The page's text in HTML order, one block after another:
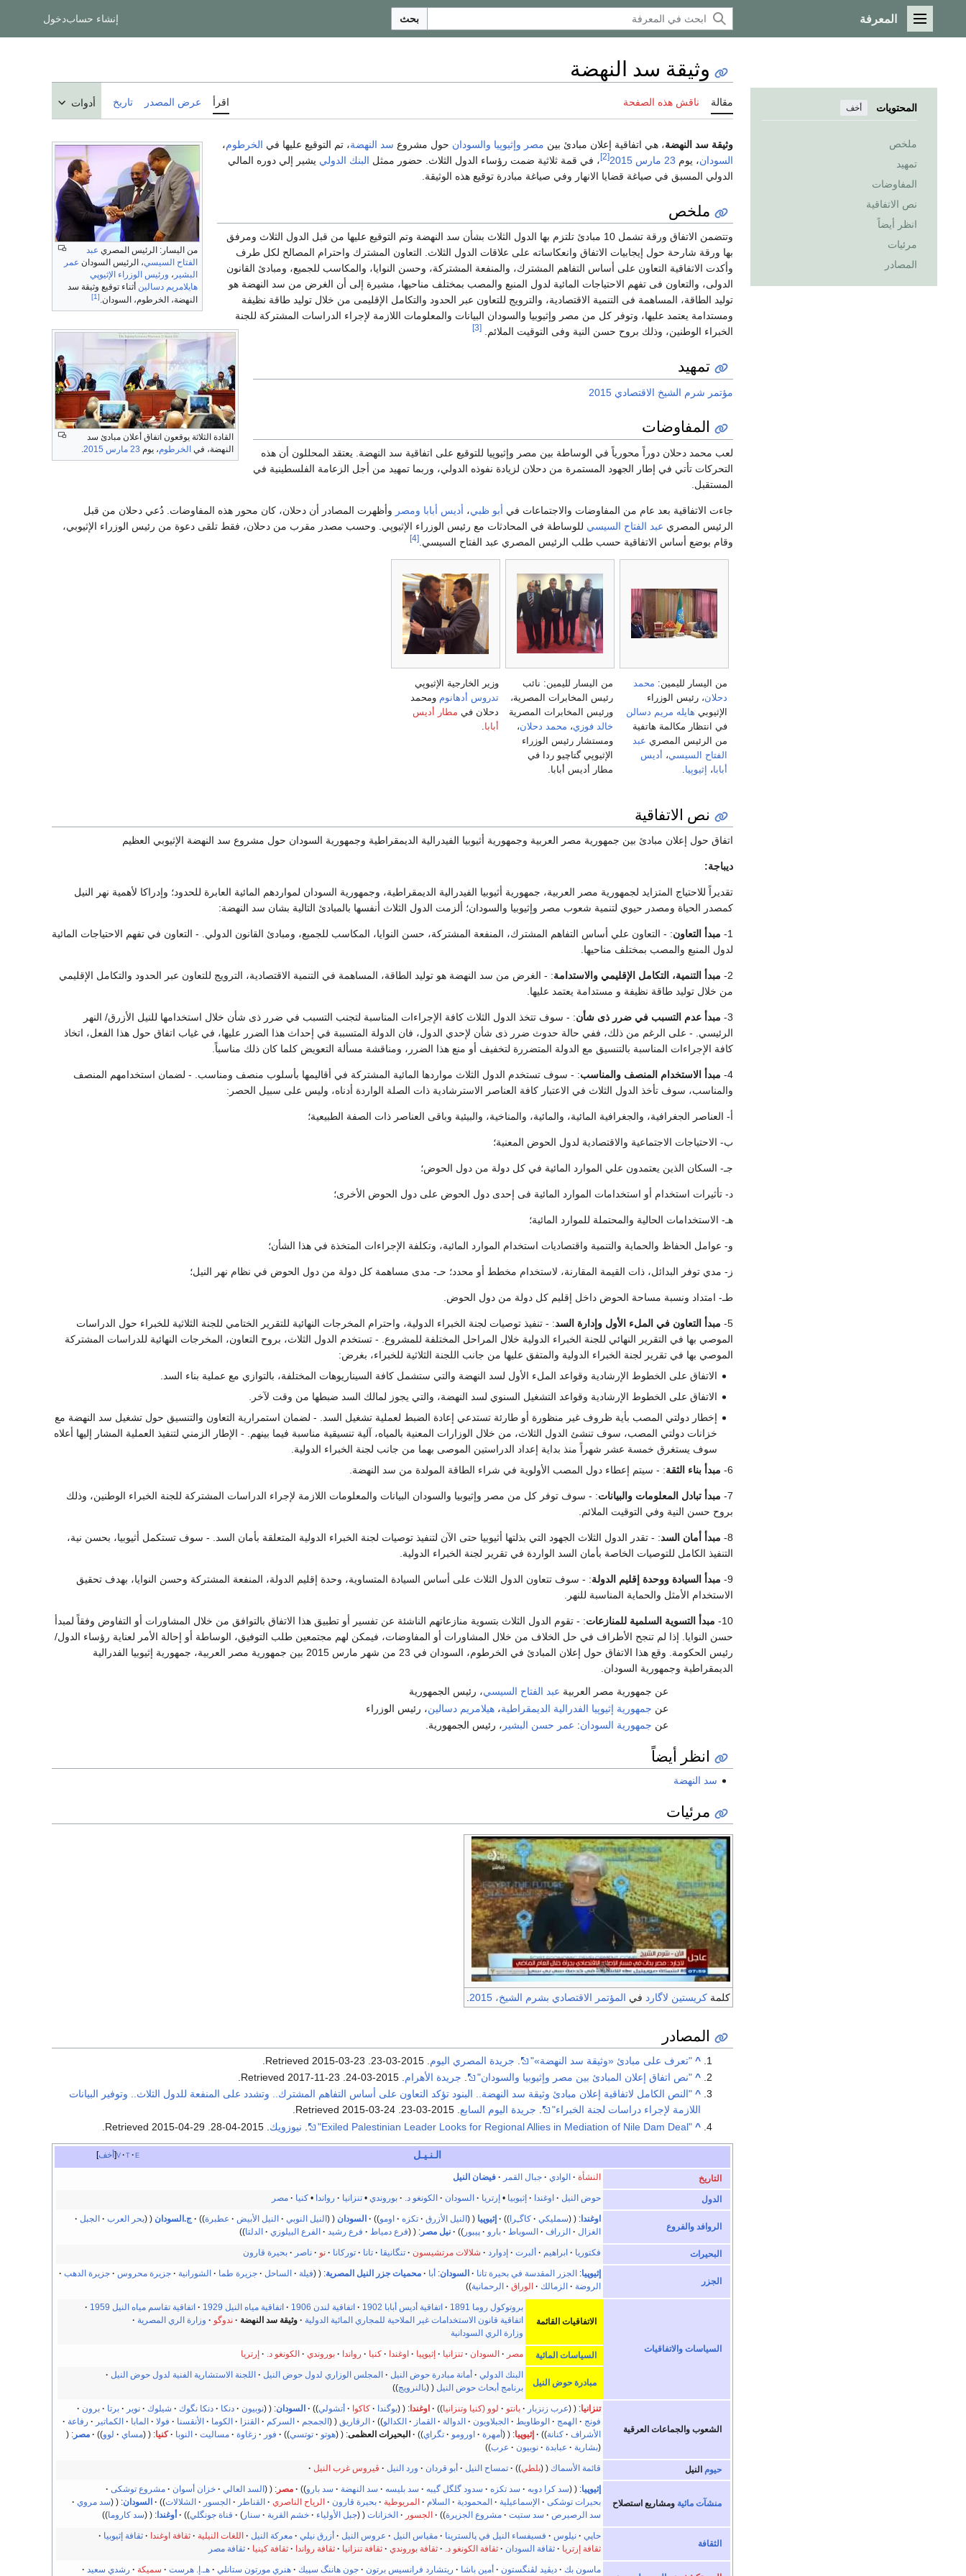
القائمة الرئيسية
المعرفة بحث إنشاء حسابدخول
المحتويات أخف
ملخص
تمهيد
المفاوضات
نص الاتفاقية
انظر أيضاً
مرئيات
المصادر
وثيقة سد النهضة
مقالة ناقش هذه الصفحة اقرأ عرض المصدر تاريخ أدوات
من اليسار: الرئيس المصري عبد
الفتاح السيسي، الرئيس السودان عمر
البشير ، ورئيس الوزراء الإثيوپي
هايلامريم دسالين أثناء توقيع وثيقة سد
النهضة، الخرطوم، السودان.[1]
وثيقة سد النهضة، هي اتفاقية إعلان مبادئ بين مصر وإثيوپيا والسودان حول مشروع سد النهضة، تم التوقيع عليها في الخرطوم،
السودان، يوم 23 مارس 2015
[2] ، في قمة ثلاثية ضمت رؤساء الدول الثلاث. حضور ممثل البنك الدولي يشير إلي دوره المالي
الدولي المسبق في صياغة قضايا الانهار وفي صياغة مبادرة توقيع هذه الوثيقة.
ملخص
القادة الثلاثة يوقعون اتفاق أعلان مبادئ سد
النهضة، في الخرطوم، يوم 23 مارس 2015
.
وتتضمن الاتفاق ورقة تشمل 10 مبادئ تلتزم بها الدول الثلاث بشأن سد النهضة وتم التوقيع عليها من قبل الدول الثلاث ومرفق
بها ورقة شارحة حول إيجابيات الاتفاق وانعكاساته على علاقات الدول الثلاث. التعاون المشترك واحترام المصالح لكل طرف
وأكدت الاتفاقية التعاون على أساس التفاهم المشترك، والمنفعة المشتركة، وحسن النوايا، والمكاسب للجميع، ومبادئ القانون
الدولى، والتعاون فى تفهم الاحتياجات المائية لدول المنبع والمصب بمختلف مناحيها، مشيرة إلى أن الغرض من سد النهضة هو
توليد الطاقة، المساهمة فى التنمية الاقتصادية، والترويج للتعاون عبر الحدود والتكامل الإقليمى من خلال توليد طاقة نظيفة
ومستدامة يعتمد عليها، وتوفر كل من مصر وإثيوبيا والسودان البيانات والمعلومات اللازمة لإجراء الدراسات المشتركة للجنة
الخبراء الوطنين، وذلك بروح حسن النية وفى التوقيت الملائم. [3]
تمهيد
مؤتمر شرم الشيخ الاقتصادي 2015
المفاوضات
لعب محمد دحلان دوراً محورياً في الوساطة بين مصر وإثيوپيا للتوقيع على اتفاقية سد النهضة. يعتقد المحللون أن هذه
التحركات تأتي في إطار الجهود المستمرة من دحلان لزيادة نفوذه الدولي، وربما تمهيد من أجل الزعامة الفلسطينية في
المستقبل.
جاءت الاتفاقية بعد عام من المفاوضات والاجتماعات في أبو ظبي، أديس أبابا ومصر وأظهرت المصادر أن دحلان، كان محور هذه المفاوضات. دُعي دحلان من قبل
الرئيس المصري عبد الفتاح السيسي للوساطة في المحادثات مع رئيس الوزراء الإثيوپي. وحسب مصدر مقرب من دحلان، فقط تلقى دعوة من رئيس الوزراء الإثيوبي،
وقام بوضع أساس الاتفاقية حسب طلب الرئيس المصري عبد الفتاح السيسي. [4]
من اليسار لليمين: محمد
دحلان، رئيس الوزراء
الإثيوبي هايله مريم دسالن
في انتظار مكالمة هاتفية
من الرئيس المصري عبد
الفتاح السيسي، أديس
أبابا، إثيوپيا
من اليسار لليمين: نائب
رئيس المخابرات المصرية،
ورئيس المخابرات المصرية
خالد فوزي، محمد دحلان،
ومستشار رئيس الوزراء
الإثيوپي گتاچيو ردا في
مطار أديس أبابا.
وزير الخارجية الإثيوپي
تدروس أدهانوم ومحمد
دحلان في مطار أديس
أبابا
نص الاتفاقية
اتفاق حول إعلان مبادئ بين جمهورية مصر العربية وجمهورية أثيوبيا الفيدرالية الديمقراطية وجمهورية السودان حول مشروع سد النهضة الإثيوبي العظيم
ديباجة:
تقديراً للاحتياج المتزايد لجمهورية مصر العربية، جمهورية أثيوبيا الفيدرالية الديمقراطية، وجمهورية السودان لمواردهم المائية العابرة للحدود؛ وإدراكا لأهمية نهر النيل
كمصدر الحياة ومصدر حيوي لتنمية شعوب مصر وإثيوبيا والسودان؛ ألزمت الدول الثلاث أنفسها بالمبادئ التالية بشان سد النهضة:
1- مبدأ التعاون: - التعاون علي أساس التفاهم المشترك، المنفعة المشتركة، حسن النوايا، المكاسب للجميع، ومبادئ القانون الدولي. - التعاون في تفهم الاحتياجات المائية
لدول المنبع والمصب بمختلف مناحيها.
2- مبدأ التنمية، التكامل الإقليمي والاستدامة: - الغرض من سد النهضة هو توليد الطاقة، المساهمة في التنمية الاقتصادية، الترويج للتعاون عبر الحدود والتكامل الإقليمي
من خلال توليد طاقة نظيفة و مستدامة يعتمد عليها.
3- مبدأ عدم التسبب في ضرر ذى شأن: - سوف تتخذ الدول الثلاث كافة الإجراءات المناسبة لتجنب التسبب في ضرر ذى شأن خلال استخدامها للنيل الأزرق/ النهر
الرئيسي. - على الرغم من ذلك، ففي حالة حدوث ضرر ذى شأن لإحدي الدول، فان الدولة المتسببة في إحداث هذا الضرر عليها، في غياب اتفاق حول هذا الفعل، اتخاذ
كافة الإجراءات المناسبة بالتنسيق مع الدولة المتضررة لتخفيف أو منع هذا الضرر، ومناقشة مسألة التعويض كلما كان ذلك مناسباً.
4- مبدأ الاستخدام المنصف والمناسب: - سوف تستخدم الدول الثلاث مواردها المائية المشتركة في أقاليمها بأسلوب منصف ومناسب. - لضمان استخدامهم المنصف
والمناسب، سوف تأخذ الدول الثلاث في الاعتبار كافة العناصر الاسترشادية ذات الصلة الواردة أدناه، وليس على سبيل الحصر:
أ- العناصر الجغرافية، والجغرافية المائية، والمائية، والمناخية، والبيئية وباقى العناصر ذات الصفة الطبيعية؛
ب- الاحتياجات الاجتماعية والاقتصادية لدول الحوض المعنية؛
جـ- السكان الذين يعتمدون علي الموارد المائية في كل دولة من دول الحوض؛
د- تأثيرات استخدام أو استخدامات الموارد المائية فى إحدى دول الحوض على دول الحوض الأخرى؛
هـ- الاستخدامات الحالية والمحتملة للموارد المائية؛
و- عوامل الحفاظ والحماية والتنمية واقتصاديات استخدام الموارد المائية، وتكلفة الإجراءات المتخذة في هذا الشأن؛
ز- مدي توفر البدائل، ذات القيمة المقارنة، لاستخدام مخطط أو محدد؛ حـ- مدى مساهمة كل دولة من دول الحوض في نظام نهر النيل؛
طـ- امتداد ونسبة مساحة الحوض داخل إقليم كل دولة من دول الحوض.
5- مبدأ التعاون في الملء الأول وإدارة السد: - تنفيذ توصيات لجنة الخبراء الدولية، واحترام المخرجات النهائية للتقرير الختامي للجنة الثلاثية للخبراء حول الدراسات
الموصي بها في التقرير النهائي للجنة الخبراء الدولية خلال المراحل المختلفة للمشروع. - تستخدم الدول الثلاث، بروح التعاون، المخرجات النهائية للدراسات المشتركة
الموصي بها في تقرير لجنة الخبراء الدولية والمتفق عليها من جانب اللجنة الثلاثية للخبراء، بغرض:
الاتفاق على الخطوط الإرشادية وقواعد الملء الأول لسد النهضة والتي ستشمل كافة السيناريوهات المختلفة، بالتوازي مع عملية بناء السد.
الاتفاق على الخطوط الإرشادية وقواعد التشغيل السنوي لسد النهضة، والتي يجوز لمالك السد ضبطها من وقت لآخر.
إخطار دولتي المصب بأية ظروف غير منظورة أو طارئة تستدعي إعادة الضبط لعملية تشغيل السد. - لضمان استمرارية التعاون والتنسيق حول تشغيل سد النهضة مع
خزانات دولتي المصب، سوف تنشئ الدول الثلاث، من خلال الوزارات المعنية بالمياه، آلية تنسيقية مناسبة فيما بينهم. - الإطار الزمني لتنفيذ العملية المشار إليها أعلاه
سوف يستغرق خمسة عشر شهراً منذ بداية إعداد الدراستين الموصى بهما من جانب لجنة الخبراء الدولية.
6-
مبدأ بناء الثقة: - سيتم إعطاء دول المصب الأولوية في شراء الطاقة المولدة من سد النهضة.
7- مبدأ تبادل المعلومات والبيانات: - سوف توفر كل من مصر وإثيوبيا والسودان البيانات والمعلومات اللازمة لإجراء الدراسات المشتركة للجنة الخبراء الوطنين، وذلك
بروح حسن النية وفي التوقيت الملائم.
8- مبدأ أمان السد: - تقدر الدول الثلاث الجهود التي بذلتها أثيوبيا حتى الآن لتنفيذ توصيات لجنة الخبراء الدولية المتعلقة بأمان السد. - سوف تستكمل أثيوبيا، بحسن نية،
التنفيذ الكامل للتوصيات الخاصة بأمان السد الواردة في تقرير لجنة الخبراء الدولية.
9- مبدأ السيادة ووحدة إقليم الدولة: - سوف تتعاون الدول الثلاث على أساس السيادة المتساوية، وحدة إقليم الدولة، المنفعة المشتركة وحسن النوايا، بهدف تحقيق
الاستخدام الأمثل والحماية المناسبة للنهر.
10- مبدأ التسوية السلمية للمنازعات: - تقوم الدول الثلاث بتسوية منازعاتهم الناشئة عن تفسير أو تطبيق هذا الاتفاق بالتوافق من خلال المشاورات أو التفاوض وفقاً لمبدأ
حسن النوايا. إذا لم تنجح الأطراف في حل الخلاف من خلال المشاورات أو المفاوضات، فيمكن لهم مجتمعين طلب التوفيق، الوساطة أو إحالة الأمر لعناية رؤساء الدول/
رئيس الحكومة. وقع هذا الاتفاق حول إعلان المبادئ في الخرطوم، السودان في 23 من شهر مارس 2015 بين جمهورية مصر العربية، جمهورية إثيوبيا الفدرالية
الديمقراطية وجمهورية السودان.
عن جمهورية مصر العربية عبد الفتاح السيسي، رئيس الجمهورية
عن جمهورية إثيوپيا الفدرالية الديمقراطية، هيلامريم دسالين، رئيس الوزراء
عن جمهورية السودان: عمر حسن البشير ، رئيس الجمهورية.
انظر أيضاً
سد النهضة
مرئيات
كلمة كريستين لاگاردفي المؤتمر الاقتصادي بشرم الشيخ، 2015 .
المصادر
^ "تعرف على مبادئ «وثيقة سد النهضة»" جريدة المصري اليوم 2015-03-23
^ "نص اتفاق إعلان المبادئ بين مصر وإثيوبيا والسودان" جريدة الأهرام 2017-11-23
^ "النص الكامل لاتفاقية إعلان مبادئ وثيقة سد النهضة.. البنود تؤكد التعاون على أساس التفاهم المشترك.. وتشدد على المنفعة للدول الثلاث.. وتوفير البيانات
اللازمة لإجراء دراسات لجنة الخبراء"
. جريدة اليوم السابع. 2015-03-23
. Retrieved
2015-03-24
.
^
"Exiled Palestinian Leader Looks for Regional Allies in Mediation of Nile Dam Deal" نيوزويك 2015-04-29
أخف v t e الـنـيـل
التاريخ النشأة الوادي جبال القمر فيضان النيل
الدول حوض النيل اوغندا إثيوبيا •إرتريا السودان الكونغو د. بوروندي •تنزانيا رواندا •كنيا مصر
الروافد والفروع
اوغندا: سمليكي كاگـِرا إثيوپيا النيل الأزرق تكزه اومو السودان النيل النوبي النيل الأبيض عطبرة ج.السودان بحر العرب
الجبل
الغزال
الزراف السوباط بارو پيبور نيل مصر: فرع دمياط فرع رشيد الفرع البيلوزي الدلتا
البحيرات فكتوريا ابراهيم ألبرت إدوارد شلالات مرتشيسون تنگانيقا تانا توركانا نو ناصر بحيرة قارون
الجزر
إثيوپيا:الجزر المقدسة في بحيرة تانا السودان:أبا محميات جزر النيل المصرية: فيلة الساحل جزيرة طما الشورانية جزيرة محروس
جزيرة الدهب
الروضة
الزمالك الوراق الرحمانية
السياسات والاتفاقيات
الاتفاقيات القائمة
بروتوكول روما 1891 اتفاقية أديس أبابا 1902 اتفاقية لندن 1906 اتفاقية مياه النيل 1929
اتفاقية تقاسم مياه النيل 1959
اتفاقية قانون الاستخدامات غير الملاحية للمجاري المائية الدولية
وثيقة سد النهضة ندوگو
وزارة الري المصرية
وزارة الري السودانية
السياسات المائية مصر السودان تنزانيا إثيوپيا اوغندا كنيا رواندا بوروندي الكونغو د. إرتريا
مبادرة حوض النيل
البنك الدولي أمانة مبادرة حوض النيل المجلس الوزاري لدول حوض النيل
اللجنة الاستشارية الفنية لدول حوض النيل
برنامج أبحاث حوض النيل
بالنرويج
الشعوب و الجماعات العرقية
تنزانيا: عرب زنزبار بانتو لوو (كنيا وتنزانيا اوغندا: بوگندا كاكوا أتشولي السودان: نوبيون دنكا دنكا نگوك شيلوك نوير برتا
برون
فونج
الهمج الوطاويط الجبلاويون الدوالة القماز الكدالو الرقاريق الجمجم السركم القنزا الكوما الأنقسنا فولا المابا الكماتير
رفاعة
الأشراف
كنانة إثيوپيا: أمهرة اورومو تگراي البحيرات العظمى: هوتو توتسي فور زغاوة مساليت النوبا كنيا: مساي لوو مصر:
بشارية
عبابدة نوبيون عرب
حيوم النيل قائمة الأسماك بلطي تمساح النيل أبو قردان ورد النيل ڤيروس غرب النيل
منشآت مائية ومشاريع استصلاح
إثيوپيا: سد كرا دوبه سد تكزه سدود گلگل گيبه سد بليسه سد النهضة سد بارو مصر: السد العالي خزان أسوان
مشروع توشكى
بحيرات توشكى
الإسماعيلية المحمودية السلام المريوطية بحيرة قارون الرياح الناصري القناطر الجسور الشلالات السودان:
سد مروي
سد الرصيرص
سد ستيت مشروع الجزيرة الجسور الخزانات جبل الأولياء خشم القربة سنار) قناة جونگلي أوغندا: سد كاروما
الثقافة
حاپي نيلوس فسيفساء النيل في پالسترينا مقياس النيل عروس النيل أزرق نيلي معركة النيل اللغات النيلية ثقافة اوغندا
ثقافة إثيوبيا
ثقافة إرتريا
ثقافة السودان ثقافة الكونغو د. ثقافة بوروندي ثقافة تنزانيا ثقافة رواندا ثقافة كينيا ثقافة مصر
ماسون بك ديڤيد لڤنگستون أمين باشا ريتشارد فرانسيس برتون جون هاننگ سپيك هنري مورتون ستانلي هـ.إ. هرست سميكة رشدي سعيد